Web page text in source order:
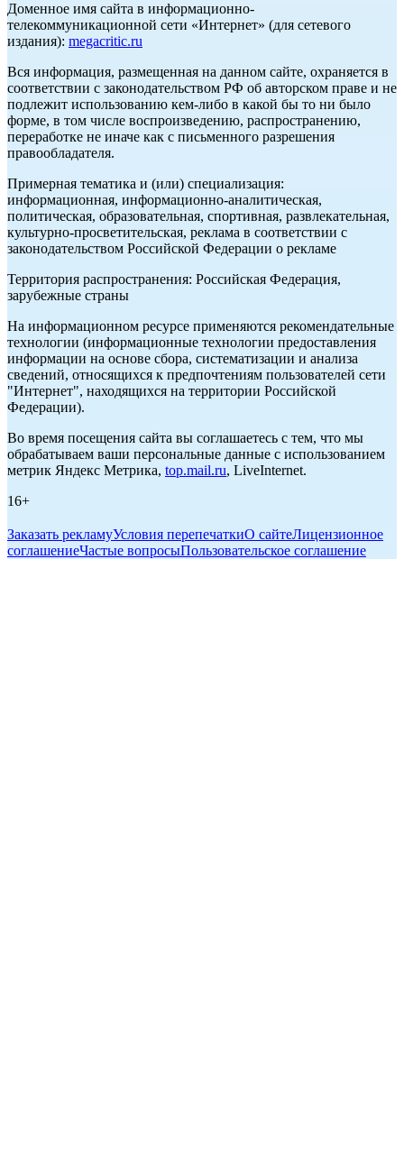
Доменное имя сайта в информационно-
телекоммуникационной сети «Интернет» (для сетевого
издания): megacritic.ru
Вся информация, размещенная на данном сайте, охраняется в
соответствии с законодательством РФ об авторском праве и не
подлежит использованию кем-либо в какой бы то ни было
форме, в том числе воспроизведению, распространению,
переработке не иначе как с письменного разрешения
правообладателя.
Примерная тематика и (или) специализация:
информационная, информационно-аналитическая,
политическая, образовательная, спортивная, развлекательная,
культурно-просветительская, реклама в соответствии с
законодательством Российской Федерации о рекламе
Территория распространения: Российская Федерация,
зарубежные страны
На информационном ресурсе применяются рекомендательные
технологии (информационные технологии предоставления
информации на основе сбора, систематизации и анализа
сведений, относящихся к предпочтениям пользователей сети
"Интернет", находящихся на территории Российской
Федерации).
Во время посещения сайта вы соглашаетесь с тем, что мы
обрабатываем ваши персональные данные с использованием
метрик Яндекс Метрика, top.mail.ru, LiveInternet.
16+
Заказать рекламуУсловия перепечаткиО сайтеЛицензионное
соглашениеЧастые вопросыПользовательское соглашение